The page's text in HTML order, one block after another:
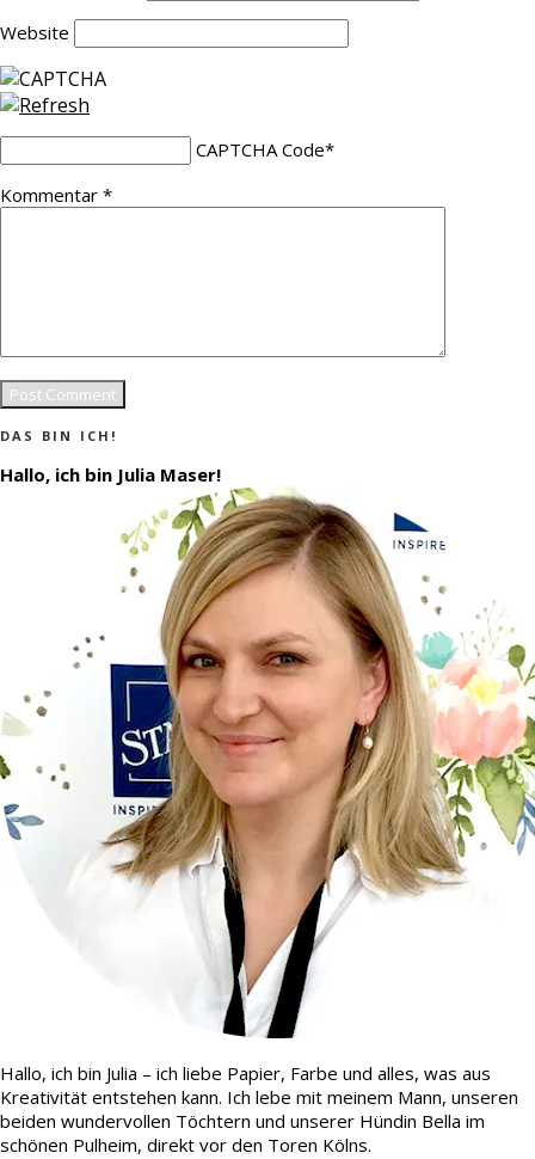
Website
CAPTCHA Code*
Kommentar *
DAS BIN ICH!
Hallo, ich bin Julia Maser!
Hallo, ich bin Julia – ich liebe Papier, Farbe und alles, was aus
Kreativität entstehen kann. Ich lebe mit meinem Mann, unseren
beiden wundervollen Töchtern und unserer Hündin Bella im
schönen Pulheim, direkt vor den Toren Kölns.